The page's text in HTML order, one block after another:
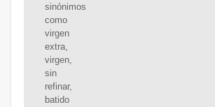
sinónimos
como
virgen
extra,
virgen,
sin
refinar,
batido